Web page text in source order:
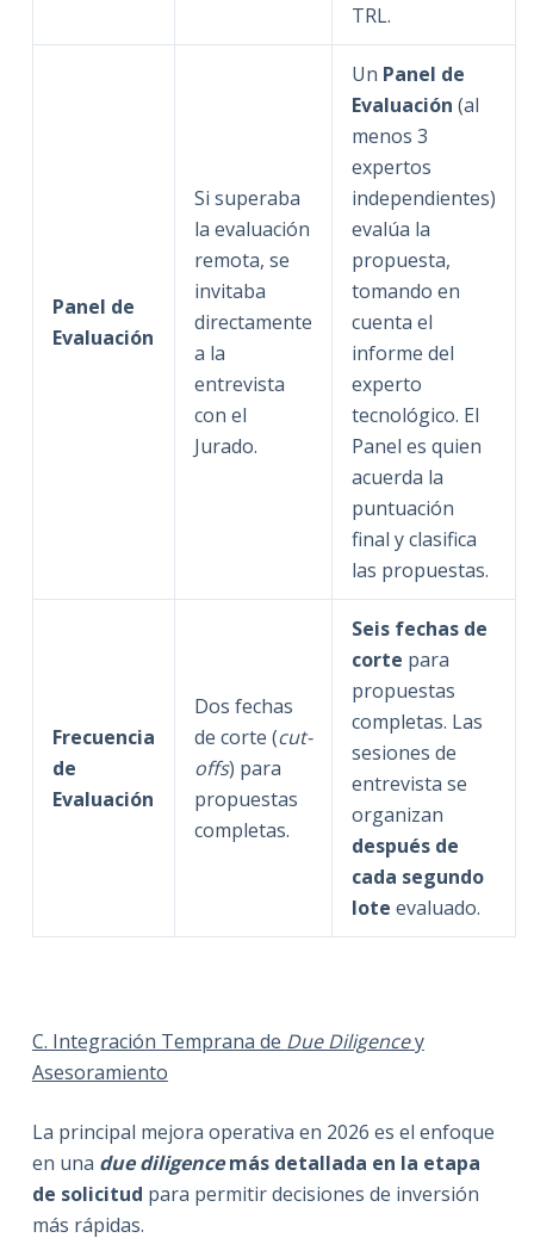
TRL.
Panel de
Evaluación
Si superaba
la evaluación
remota, se
invitaba
directamente
a la
entrevista
con el
Jurado.
Un Panel de
Evaluación (al
menos 3
expertos
independientes)
evalúa la
propuesta,
tomando en
cuenta el
informe del
experto
tecnológico. El
Panel es quien
acuerda la
puntuación
final y clasifica
las propuestas.
Frecuencia
de
Evaluación
Dos fechas
de corte (cut-
offs) para
propuestas
completas.
Seis fechas de
corte para
propuestas
completas. Las
sesiones de
entrevista se
organizan
después de
cada segundo
lote evaluado.
C. Integración Temprana de Due Diligencey
Asesoramiento
La principal mejora operativa en 2026 es el enfoque
en una due diligencemás detallada en la etapa
de solicitud para permitir decisiones de inversión
más rápidas.